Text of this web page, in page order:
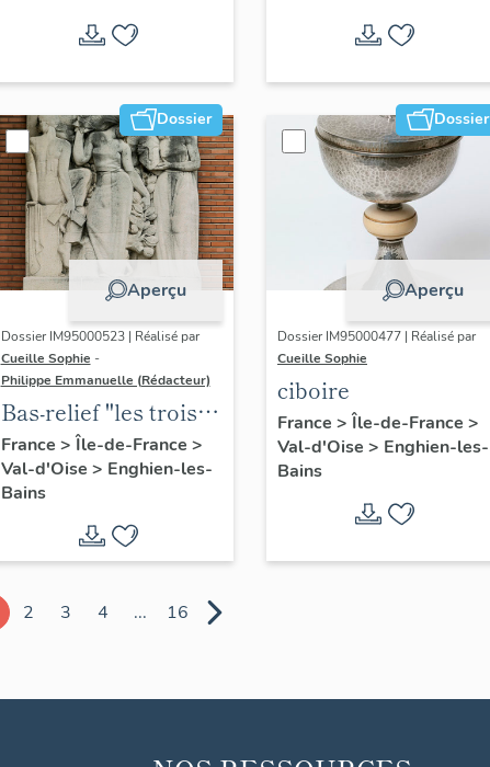
paysage
Dossier
Aperçu
Dossier IM95000523 | Réalisé par
Cueille Sophie -
Philippe Emmanuelle (Rédacteur)
Bas-relief "les trois
enseignements, le
classique, le
technique et le
moderne"
France > Île-de-France >
Val-d'Oise > Enghien-les-
Bains
Dossier
Aperçu
Dossier IM95000477 | Réalisé par
Cueille Sophie
ciboire
France > Île-de-France >
Val-d'Oise > Enghien-les-
Bains
2 3 4 ... 16